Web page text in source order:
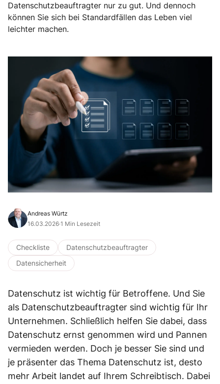
Datenschutzbeauftragter nur zu gut. Und dennoch
können Sie sich bei Standardfällen das Leben viel
leichter machen.
Andreas Würtz
16.03.2026·1 Min Lesezeit
Checkliste
Datenschutzbeauftragter
Datensicherheit
Datenschutz ist wichtig für Betroffene. Und Sie
als Datenschutzbeauftragter sind wichtig für Ihr
Unternehmen. Schließlich helfen Sie dabei, dass
Datenschutz ernst genommen wird und Pannen
vermieden werden. Doch je besser Sie sind und
je präsenter das Thema Datenschutz ist, desto
mehr Arbeit landet auf Ihrem Schreibtisch. Dabei